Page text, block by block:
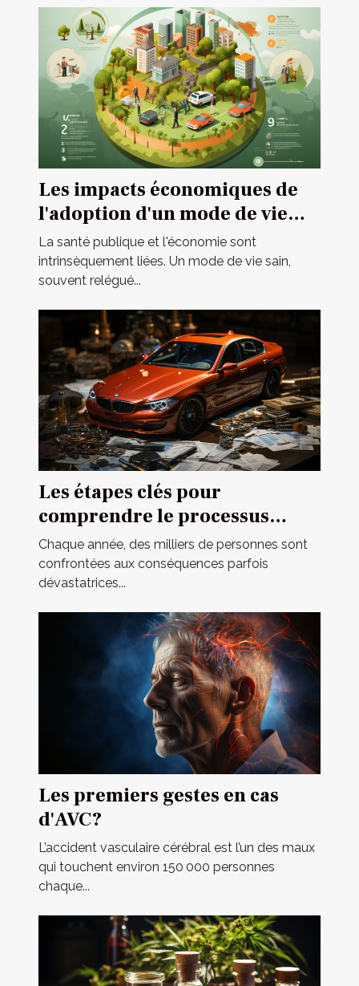
Les impacts économiques de
l'adoption d'un mode de vie
sain sur les dépenses de santé
publique
La santé publique et l'économie sont
intrinsèquement liées. Un mode de vie sain,
souvent relégué...
Les étapes clés pour
comprendre le processus
d'indemnisation après un
accident
Chaque année, des milliers de personnes sont
confrontées aux conséquences parfois
dévastatrices...
Les premiers gestes en cas
d'AVC?
L’accident vasculaire cérébral est l’un des maux
qui touchent environ 150 000 personnes
chaque...